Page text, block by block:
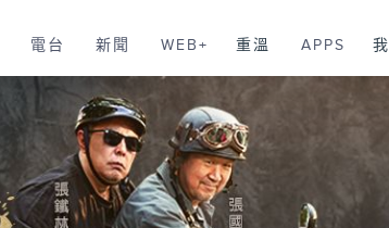
電台 新聞 WEB+ 重溫 APPS